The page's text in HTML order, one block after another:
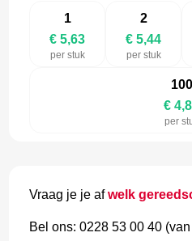
1
€ 5,63
per stuk
2
€ 5,44
per stuk
100
€
per
Vraag je je afwelk
Bel ons: 0228 53 00 40